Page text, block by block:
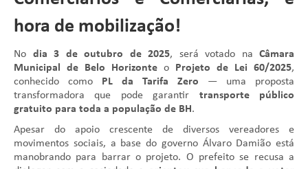
hora de mobilização!
No dia 3 de outubro de 2025, será votado na Câmara
Municipal de Belo Horizonte o Projeto de Lei 60/2025,
conhecido como
PL da Tarifa Zero — uma proposta
transformadora que pode garantir transporte público
gratuito para toda a população de BH .
Apesar do apoio crescente de diversos vereadores e
movimentos sociais, a base do governo Álvaro Damião está
manobrando para barrar o projeto. O prefeito se recusa a